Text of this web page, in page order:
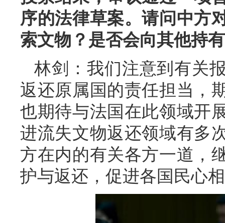
序的法律草案。请问中方
索文物？是否会向其他持
林剑：我们注意到有关
返还原属国的责任担当，
也期待与法国在此领域开
进流失文物返还领域有多
方在内的有关各方一道，
护与返还，促进各国民心